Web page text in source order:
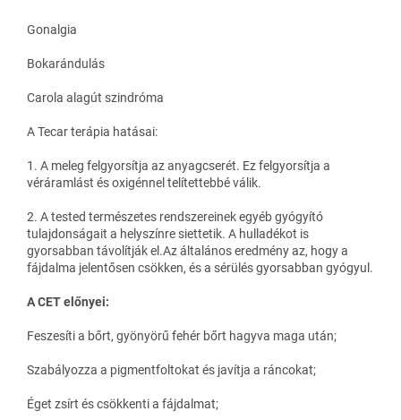
Gonalgia
Bokarándulás
Carola alagút szindróma
A Tecar terápia hatásai:
1. A meleg felgyorsítja az anyagcserét. Ez felgyorsítja a
véráramlást és oxigénnel telítettebbé válik.
2. A tested természetes rendszereinek egyéb gyógyító
tulajdonságait a helyszínre siettetik. A hulladékot is
gyorsabban távolítják el.Az általános eredmény az, hogy a
fájdalma jelentősen csökken, és a sérülés gyorsabban gyógyul.
A CET előnyei:
Feszesíti a bőrt, gyönyörű fehér bőrt hagyva maga után;
Szabályozza a pigmentfoltokat és javítja a ráncokat;
Éget zsírt és csökkenti a fájdalmat;